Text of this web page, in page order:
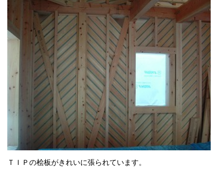
ＴＩＰの桧板がきれいに張られています。